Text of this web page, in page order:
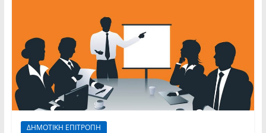
ΔΗΜΟΤΙΚΗ ΕΠΙΤΡΟΠΗ